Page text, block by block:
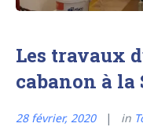
Les travaux
cabanon à la
28 février, 2020 in